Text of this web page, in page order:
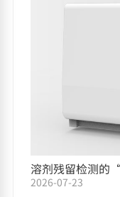
溶剂残留检测的
列
2026-07-23